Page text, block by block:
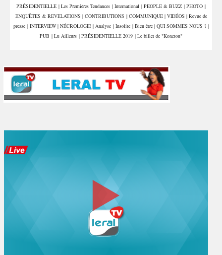
PRÉSIDENTIELLE | Les Premières Tendances | International | PEOPLE & BUZZ | PHOTO |
ENQUÊTES & REVELATIONS | CONTRIBUTIONS | COMMUNIQUE | VIDÉOS | Revue de
presse | INTERVIEW | NÉCROLOGIE | Analyse | Insolite | Bien être | QUI SOMMES NOUS ? |
PUB | Lu Ailleurs | PRÉSIDENTIELLE 2019 | Le billet de "Konetou"